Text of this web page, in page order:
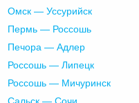
Омск — Уссурийск
Пермь — Россошь
Печора — Адлер
Россошь — Липецк
Россошь — Мичуринск
Сальск — Сочи